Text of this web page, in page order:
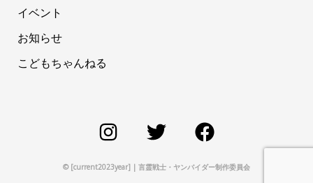
イベント
お知らせ
こどもちゃんねる
© [current2023year] | 言霊戦士・ ヤンバイダー制作委員会